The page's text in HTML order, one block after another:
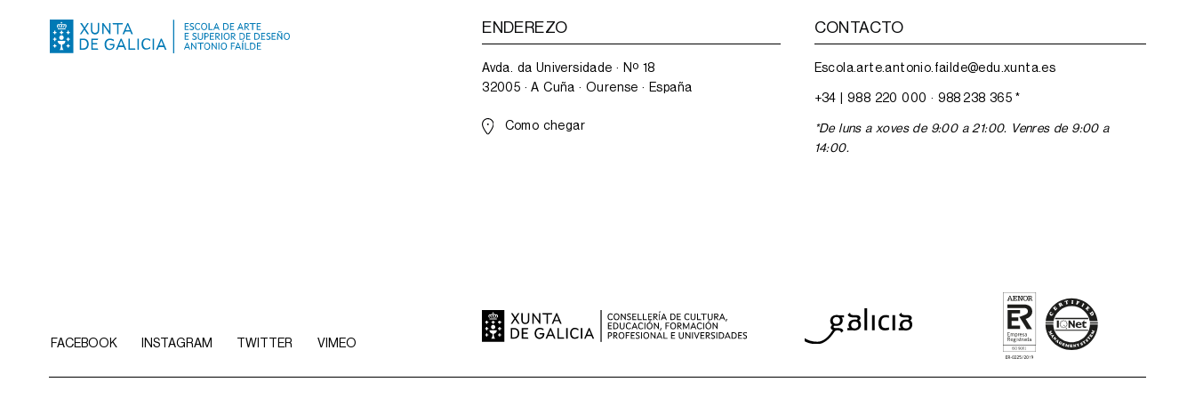
ENDEREZO
Avda. da Universidade · Nº 18
32005 · A Cuña · Ourense · España
Como chegar
CONTACTO
Escola.arte.antonio.failde@edu.xunta.es
+34 | 988 220 000 · 988 238 365 *
*De luns a xoves de 9:00 a 21:00. Venres de 9:00 a
14:00.
FACEBOOK INSTAGRAM TWITTER VIMEO